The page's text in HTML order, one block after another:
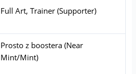
Full Art, Trainer (Supporter)
Prosto z boostera (Near
Mint/Mint)